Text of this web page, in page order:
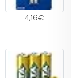
4,16€